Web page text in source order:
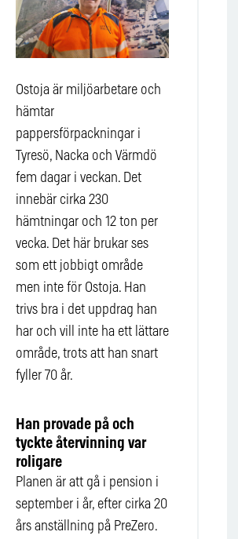
Ostoja är miljöarbetare och
hämtar
pappersförpackningar i
Tyresö, Nacka och Värmdö
fem dagar i veckan. Det
innebär cirka 230
hämtningar och 12 ton per
vecka. Det här brukar ses
som ett jobbigt område
men inte för Ostoja. Han
trivs bra i det uppdrag han
har och vill inte ha ett lättare
område, trots att han snart
fyller 70 år.
Han provade på och
tyckte återvinning var
roligare
Planen är att gå i pension i
september i år, efter cirka 20
års anställning på PreZero.